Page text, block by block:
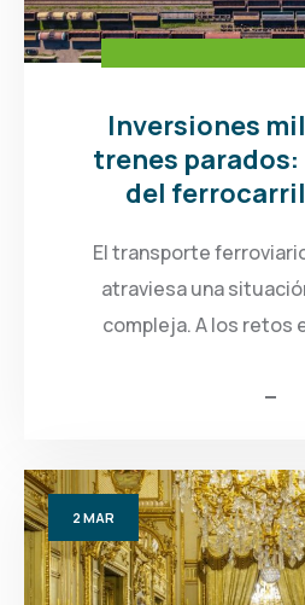
Inversiones
trenes
del
El transporte
atraviesa una
compleja. A los retos
2MAR